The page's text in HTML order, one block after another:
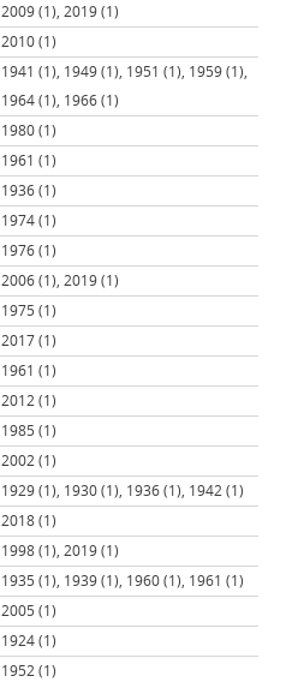
2009 (1), 2019 (1)
2010 (1)
1941 (1), 1949 (1), 1951 (1), 1959 (1),
1964 (1), 1966 (1)
1980 (1)
1961 (1)
1936 (1)
1974 (1)
1976 (1)
2006 (1), 2019 (1)
1975 (1)
2017 (1)
1961 (1)
2012 (1)
1985 (1)
2002 (1)
1929 (1), 1930 (1), 1936 (1), 1942 (1)
2018 (1)
1998 (1), 2019 (1)
1935 (1), 1939 (1), 1960 (1), 1961 (1)
2005 (1)
1924 (1)
1952 (1)